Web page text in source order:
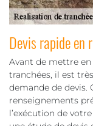
Devis rapide en
Avant de mettre
tranchées, il est
demande de devis.
renseignements
l’exécution de